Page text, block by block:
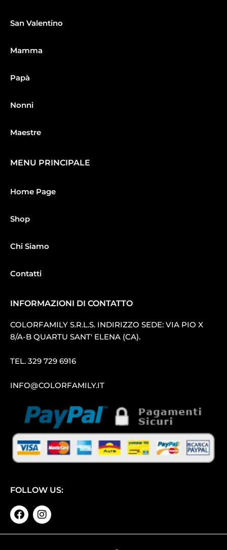
San Valentino
Mamma
Papà
Nonni
Maestre
MENU PRINCIPALE
Home Page
Shop
Chi Siamo
Contatti
INFORMAZIONI DI CONTATTO
COLORFAMILY S.R.L.S. INDIRIZZO SEDE: VIA PIO X
8/A-B QUARTU SANT′ ELENA (CA).
TEL. 329 729 6916
INFO@COLORFAMILY.IT
FOLLOW US: